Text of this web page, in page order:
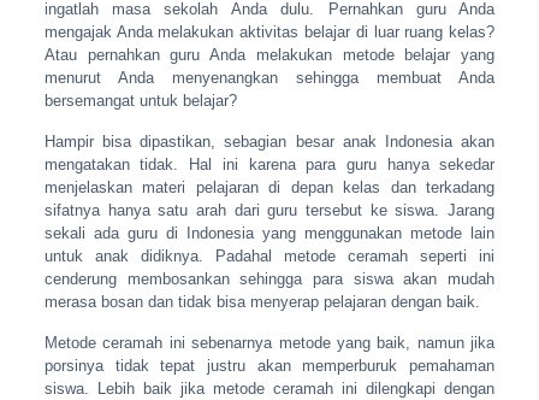
ingatlah masa sekolah Anda dulu. Pernahkan guru Anda
mengajak Anda melakukan aktivitas belajar di luar ruang kelas?
Atau pernahkan guru Anda melakukan metode belajar yang
menurut Anda menyenangkan sehingga membuat Anda
bersemangat untuk belajar?
Hampir bisa dipastikan, sebagian besar anak Indonesia akan
mengatakan tidak. Hal ini karena para guru hanya sekedar
menjelaskan materi pelajaran di depan kelas dan terkadang
sifatnya hanya satu arah dari guru tersebut ke siswa. Jarang
sekali ada guru di Indonesia yang menggunakan metode lain
untuk anak didiknya. Padahal metode ceramah seperti ini
cenderung membosankan sehingga para siswa akan mudah
merasa bosan dan tidak bisa menyerap pelajaran dengan baik.
Metode ceramah ini sebenarnya metode yang baik, namun jika
porsinya tidak tepat justru akan memperburuk pemahaman
siswa. Lebih baik jika metode ceramah ini dilengkapi dengan